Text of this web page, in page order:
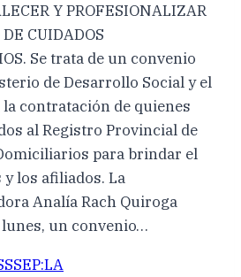
Y PROFESIONALIZAR
CUIDADOS
Se trata de un convenio
de Desarrollo Social y el
contratación de quienes
al Registro Provincial de
para brindar el
los afiliados. La
Analía Rach Quiroga
un convenio…